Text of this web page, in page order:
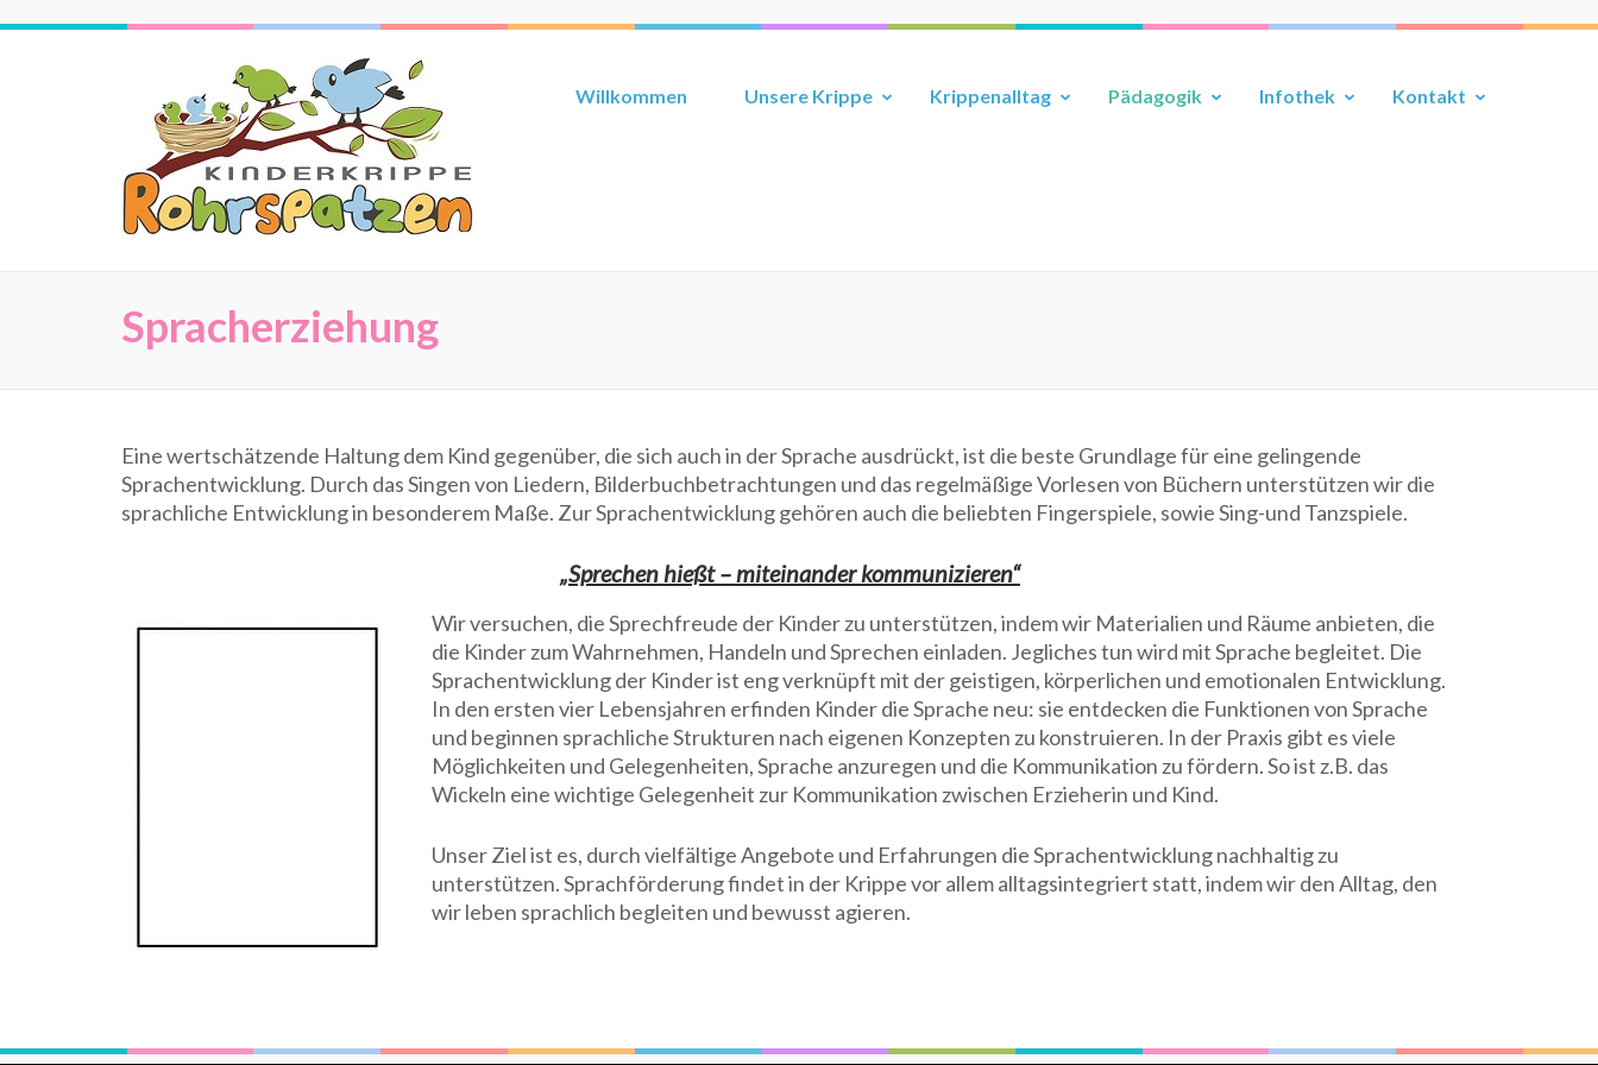
Willkommen Unsere Krippe Krippenalltag Pädagogik Infothek Kontakt
Spracherziehung
Eine wertschätzende Haltung dem Kind gegenüber, die sich auch in der Sprache ausdrückt, ist die beste Grundlage für eine gelingende
Sprachentwicklung. Durch das Singen von Liedern, Bilderbuchbetrachtungen und das regelmäßige Vorlesen von Büchern unterstützen wir die
sprachliche Entwicklung in besonderem Maße. Zur Sprachentwicklung gehören auch die beliebten Fingerspiele, sowie Sing-und Tanzspiele.
„Sprechen hießt – miteinander kommunizieren“
Wir versuchen, die Sprechfreude der Kinder zu unterstützen, indem wir Materialien und Räume anbieten, die
die Kinder zum Wahrnehmen, Handeln und Sprechen einladen. Jegliches tun wird mit Sprache begleitet. Die
Sprachentwicklung der Kinder ist eng verknüpft mit der geistigen, körperlichen und emotionalen Entwicklung.
In den ersten vier Lebensjahren erfinden Kinder die Sprache neu: sie entdecken die Funktionen von Sprache
und beginnen sprachliche Strukturen nach eigenen Konzepten zu konstruieren. In der Praxis gibt es viele
Möglichkeiten und Gelegenheiten, Sprache anzuregen und die Kommunikation zu fördern. So ist z.B. das
Wickeln eine wichtige Gelegenheit zur Kommunikation zwischen Erzieherin und Kind.
Unser Ziel ist es, durch vielfältige Angebote und Erfahrungen die Sprachentwicklung nachhaltig zu
unterstützen. Sprachförderung findet in der Krippe vor allem alltagsintegriert statt, indem wir den Alltag, den
wir leben sprachlich begleiten und bewusst agieren.